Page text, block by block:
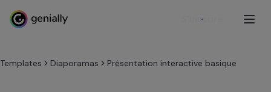
S'inscrire
Templates Diaporamas Présentation interactive basique